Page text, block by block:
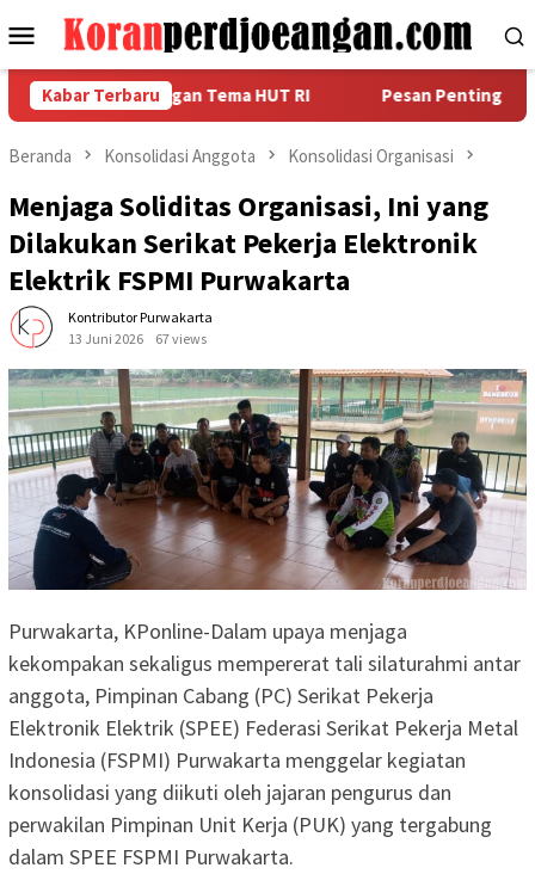
ke
Menu
Mobile
Kabar Terbaru
Senada dengan Tema HUT RI Pesan Penting Agus
Beranda Konsolidasi Anggota Konsolidasi Organisasi
Menjaga Soliditas Organisasi, Ini yang
Dilakukan Serikat Pekerja Elektronik
Elektrik FSPMI Purwakarta
Kontributor Purwakarta
13 Juni 2026
67 views
Purwakarta, KPonline-Dalam upaya menjaga
kekompakan sekaligus mempererat tali silaturahmi antar
anggota, Pimpinan Cabang (PC) Serikat Pekerja
Elektronik Elektrik (SPEE) Federasi Serikat Pekerja Metal
Indonesia (FSPMI) Purwakarta menggelar kegiatan
konsolidasi yang diikuti oleh jajaran pengurus dan
perwakilan Pimpinan Unit Kerja (PUK) yang tergabung
dalam SPEE FSPMI Purwakarta.